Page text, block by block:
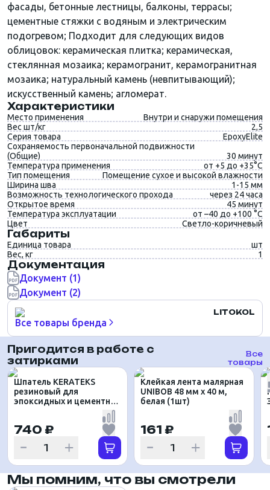
фасады, бетонные лестницы, балконы, террасы;
цементные стяжки с водяным и электрическим
подогревом; Подходит для следующих видов
облицовок: керамическая плитка; керамическая,
стеклянная мозаика; керамогранит, керамогранитная
мозаика; натуральный камень (невпитывающий);
искусственный камень; агломерат.
Характеристики
Место применения
Внутри и снаружи помещения
Вес шт/кг
2,5
Серия товара
EpoxyElite
Сохраняемость первоначальной подвижности
(Общие)
30 минут
Температура применения
от +5 до +35°C
Тип помещения
Помещение сухое и высокой влажности
Ширина шва
1-15 мм
Возможность технологического прохода
через 24 часа
Открытое время
45 минут
Температура эксплуатации
от –40 до +100 °C
Цвет
Светло-коричневый
Габариты
Единица товара
шт
Вес, кг
1
Документация
Документ (1)
Документ (2)
LITOKOL
Все товары бренда
Пригодится в работе с
затирками
Все
товары
Шпатель KERATEKS
резиновый для
эпоксидных и цементных
740 ₽
Клейкая лента малярная
UNIBOB 48 мм х 40 м,
белая (1шт)
161 ₽
Мы помним, что вы смотрели